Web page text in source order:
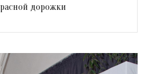
дорожки